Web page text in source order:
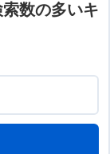
数の多いキ